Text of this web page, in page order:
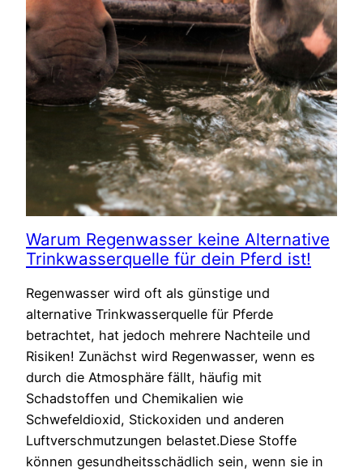
Warum Regenwasser keine Alternative
Trinkwasserquelle für dein Pferd ist!
Regenwasser wird oft als günstige und
alternative Trinkwasserquelle für Pferde
betrachtet, hat jedoch mehrere Nachteile und
Risiken! Zunächst wird Regenwasser, wenn es
durch die Atmosphäre fällt, häufig mit
Schadstoffen und Chemikalien wie
Schwefeldioxid, Stickoxiden und anderen
Luftverschmutzungen belastet.Diese Stoffe
können gesundheitsschädlich sein, wenn sie in